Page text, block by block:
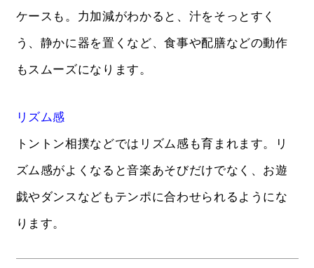
ケースも。力加減がわかると、汁をそっとすく
う、静かに器を置くなど、食事や配膳などの動作
もスムーズになります。
リズム感
トントン相撲などではリズム感も育まれます。リ
ズム感がよくなると音楽あそびだけでなく、お遊
戯やダンスなどもテンポに合わせられるようにな
ります。